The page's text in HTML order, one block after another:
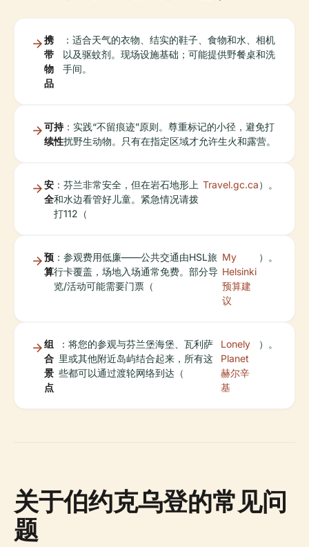
携
带
物
品
：适合天气的衣物、结实的鞋子、食物和水、相机
以及驱蚊剂。现场设施基础；可能提供野餐桌和洗
手间。
可持
续性
：实践“不留痕迹”原则。尊重标记的小径，避免打
扰野生动物。只有在指定区域才允许生火和露营。
安
全
：芬兰非常安全，但在岩石地形上
和水边看管好儿童。紧急情况请拨
打112（
Travel.gc.ca）。
预
算
：参观费用低廉——公共交通由HSL旅
行卡覆盖，场地入场通常免费。部分导
览/活动可能需要门票（
My
Helsinki
预算建
议
）。
组
合
景
点
：将您的参观与芬兰堡海堡、瓦利萨
里或其他附近岛屿结合起来，所有这
些都可以通过渡轮网络到达（
Lonely
Planet
赫尔辛
基
）。
关于伯约克乌登的常见问
题